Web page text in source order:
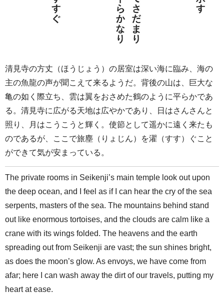
清見寺の方丈（ほうじょう）の居室は深い海に臨み、海の
主の魚龍の声が聞こえて来るようだ。背後の山は、巨大な
亀の如く際立ち、雲は翼をおさめた鶴のように平らかであ
る。清見寺に広がる天地は広やかであり、日はさんさんと
照り、月はこうこうと輝く。使節として遥かに遠く来たも
のであるが、ここで旅塵（りょじん）を濯（すす）ぐこと
ができて気が安まっている。
The private rooms in Seikenji’s main temple look out upon
the deep ocean, and I feel as if I can hear the cry of the sea
serpents, masters of the sea. The mountains behind stand
out like enormous tortoises, and the clouds are calm like a
crane with its wings folded. The heavens and the earth
spreading out from Seikenji are vast; the sun shines bright,
as does the moon’s glow. As envoys, we have come from
afar; here I can wash away the dirt of our travels, putting my
heart at ease.